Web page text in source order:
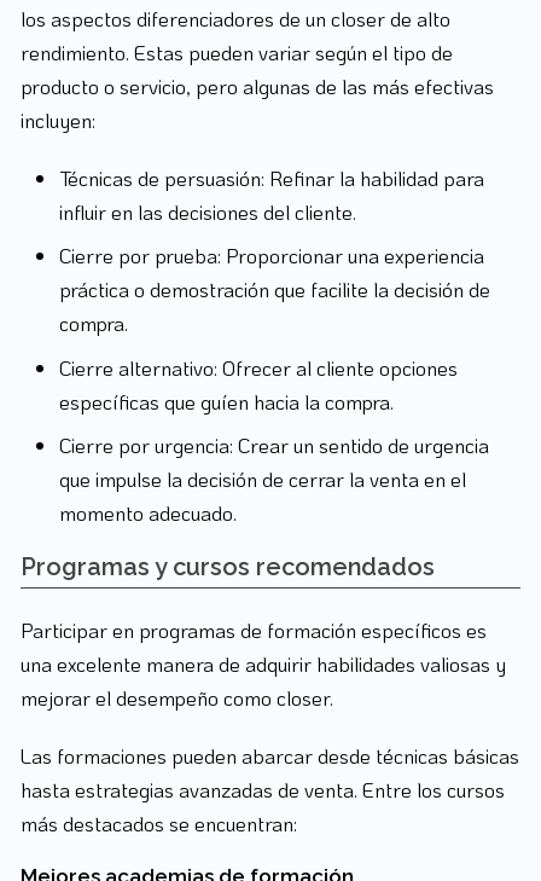
los aspectos diferenciadores de un closer de alto
rendimiento. Estas pueden variar según el tipo de
producto o servicio, pero algunas de las más efectivas
incluyen:
Técnicas de persuasión: Refinar la habilidad para
influir en las decisiones del cliente.
Cierre por prueba: Proporcionar una experiencia
práctica o demostración que facilite la decisión de
compra.
Cierre alternativo: Ofrecer al cliente opciones
específicas que guíen hacia la compra.
Cierre por urgencia: Crear un sentido de urgencia
que impulse la decisión de cerrar la venta en el
momento adecuado.
Programas y cursos recomendados
Participar en programas de formación específicos es
una excelente manera de adquirir habilidades valiosas y
mejorar el desempeño como closer.
Las formaciones pueden abarcar desde técnicas básicas
hasta estrategias avanzadas de venta. Entre los cursos
más destacados se encuentran: